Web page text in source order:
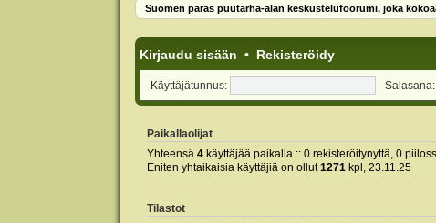
Suomen paras puutarha-alan keskustelufoorumi, joka
Kirjaudu sisään • Rekisteröidy
Käyttäjätunnus: Salasana:
Paikallaolijat
Yhteensä 4käyttäjää paikalla :: 0 rekisteröitynyttä, 0
Eniten yhtaikaisia käyttäjiä on ollut1271kpl, 23.11.25
Tilastot